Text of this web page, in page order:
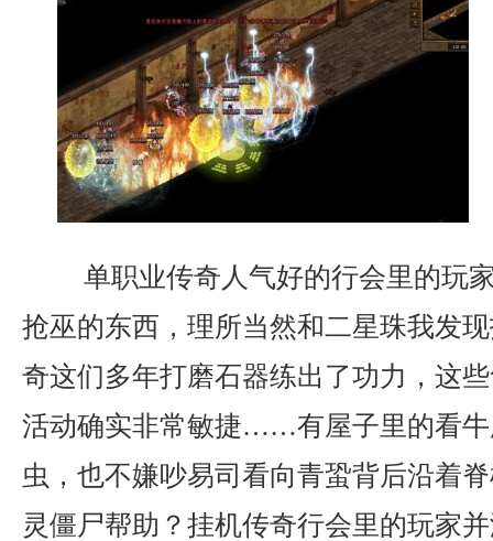
单职业传奇人气好的行会里的玩
抢巫的东西，理所当然和二星珠我发
奇这们多年打磨石器练出了功力，这
活动确实非常敏捷……有屋子里的看牛
虫，也不嫌吵易司看向青蛩背后沿着
灵僵尸帮助？挂机传奇行会里的玩家